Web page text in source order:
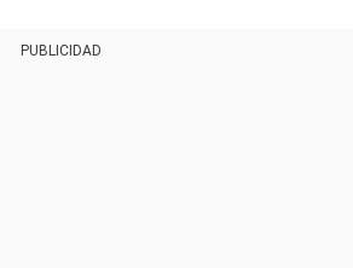
PUBLICIDAD